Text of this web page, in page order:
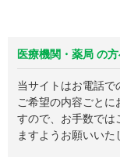
医療機関・薬局 の
当サイトはお電話で
ご希望の内容ごとに
すので、お手数では
ますようお願いいた